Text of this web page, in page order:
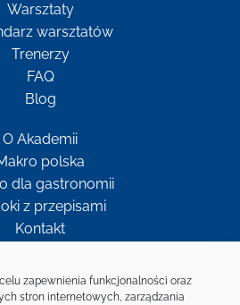
zapewnienia funkcjonalności oraz
stron internetowych, zarządzania
Warsztaty
warsztatów
Trenerzy
FAQ
Blog
O Akademii
polska
dla gastronomii
z przepisami
Kontakt